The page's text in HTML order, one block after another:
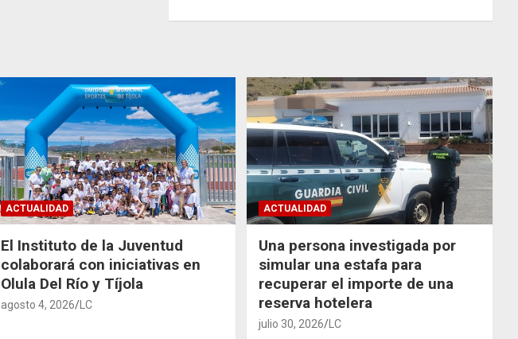
ACTUALIDAD
El Instituto de la Juventud
colaborará con iniciativas en
Olula Del Río y Tíjola
agosto 4, 2026 LC
ACTUALIDAD
Una persona investigada por
simular una estafa para
recuperar el importe de una
reserva hotelera
julio 30, 2026 LC